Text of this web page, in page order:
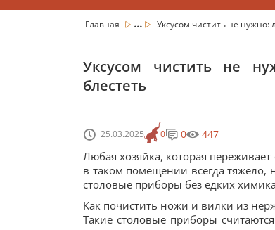
Главная ... Уксусом чистить не нужно:
Уксусом чистить не
блестеть
25.03.2025 0 0 447
Любая хозяйка, которая
в таком помещении всегда тяжело,
столовые приборы без едких
Как почистить ножи и вилки из
Такие столовые приборы